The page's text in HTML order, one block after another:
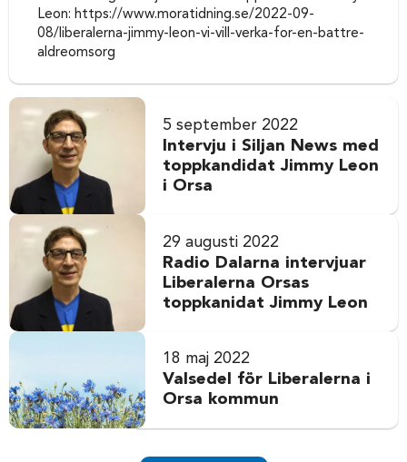
Leon: https://www.moratidning.se/2022-09-
08/liberalerna-jimmy-leon-vi-vill-verka-for-en-battre-
aldreomsorg
5 september 2022
Intervju i Siljan News med
toppkandidat Jimmy Leon
i Orsa
29 augusti 2022
Radio Dalarna intervjuar
Liberalerna Orsas
toppkanidat Jimmy Leon
18 maj 2022
Valsedel för Liberalerna i
Orsa kommun